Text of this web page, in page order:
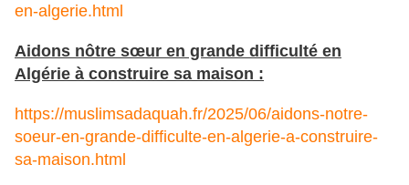
en-algerie.html
Aidons nôtre sœur en grande difficulté en
Algérie à construire sa maison :
https://muslimsadaquah.fr/2025/06/aidons-notre-
soeur-en-grande-difficulte-en-algerie-a-construire-
sa-maison.html